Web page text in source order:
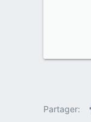
Partager: